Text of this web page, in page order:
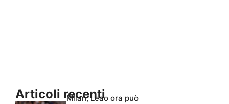
Articoli recenti
Milan, Leao ora può